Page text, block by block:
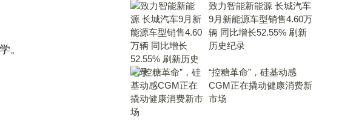
。
致力智能新能源 长城汽车
9月新能源车型销售4.60万
辆 同比增长52.55% 刷新
历史纪录
“控糖革命”，硅基动感
CGM正在撬动健康消费新
市场